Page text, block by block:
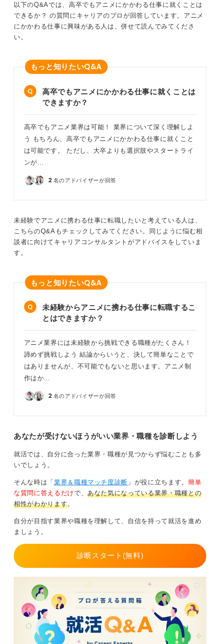
0
以下のQ&Aでは、高卒でもアニメにかかわる仕事に就くことは
できるか？ の質問にキャリアのプロが回答しています。アニメ
にかかわる仕事に興味がある人は、併せて読んでみてくださ
い。
もっと知りたいQ&A
高卒でもアニメにかかわる仕事に就くことは
できますか？
高卒でもアニメ業界は可能！ 業界について深く理解しよ
う もちろん、高卒でもアニメにかかわる仕事に就くこと
は可能です。 ただし、大卒よりも選択肢やスタートライ
ンが…
2 名のアドバイザーが回答
未経験でアニメに携わる仕事に転職したいと考えている人は、
こちらのQ&Aもチェックしてみてください。同じように悩む相
談者に向けてキャリアコンサルタントがアドバイスをしていま
す。
もっと知りたいQ&A
未経験からアニメに携わる仕事に転職するこ
とはできますか？
アニメ業界には未経験から挑戦できる職種がたくさん！
諦めず挑戦しよう 結論からいうと、決して簡単なことで
はありませんが、不可能でもないと思います。アニメ制
作はか…
2 名のアドバイザーが回答
あなたが受けないほうがいい業界・職種を診断しよう
就活では、自分に合った業界・職種が見つからず悩むことも多
いでしょう。
そんな時は「 業界＆職種マッチ度診断 」が役に立ちます。 簡単
な質問に答えるだけで、あなた気になっている業界・職種との
相性がわかります。
自分が目指す業界や職種を理解して、自信を持って就活を進め
ましょう。
診断スタート(無料)